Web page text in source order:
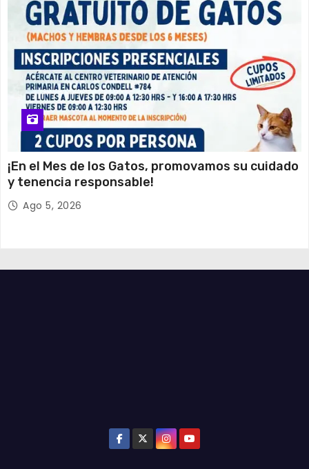
¡En el Mes de los Gatos, promovamos su cuidado
y tenencia responsable!
Ago 5, 2026